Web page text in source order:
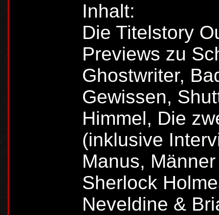
Inhalt:
Die Titelstory
Previews zu
Ghostwriter,
Gewissen,
Himmel, Die
(inklusive
Manus,
Sherlock
Neveldine &